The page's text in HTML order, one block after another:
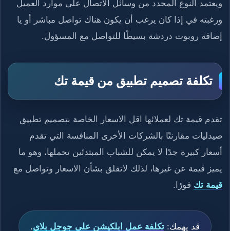
ويعتمد النوع المحدد من وسائل الاتصال على موارد العميل
ورغبته في إذا كان يرغب أن يكون هناك تواصل مباشر أو يا
إضافة روبوت دردشة بسيطًا للتواصل مع المسؤول.
تكلفة تصميم تطبيق من قيمة تك
تقدم قيمة تك لعملائها اقل الاسعار الخاصة بتصميم تطبيق
صيدليات مقارنتًا بالشركات الأخرى المنافسة التي تقدم
أسعار كبيرة جدًا لا يمكن للشباب المبتدئين تحملها، وهو ما
يميز قيمة عن غيرها، لذلك لاتقلق بشأن الاسعار وتواصل مع
قيمة تك فورًا.
قد يهمك: تكلفة عمل ابلكيشن على جوجل بلاي.